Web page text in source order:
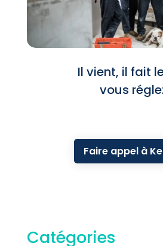
Il vient, il fait
vous
Faire appel à
Catégories